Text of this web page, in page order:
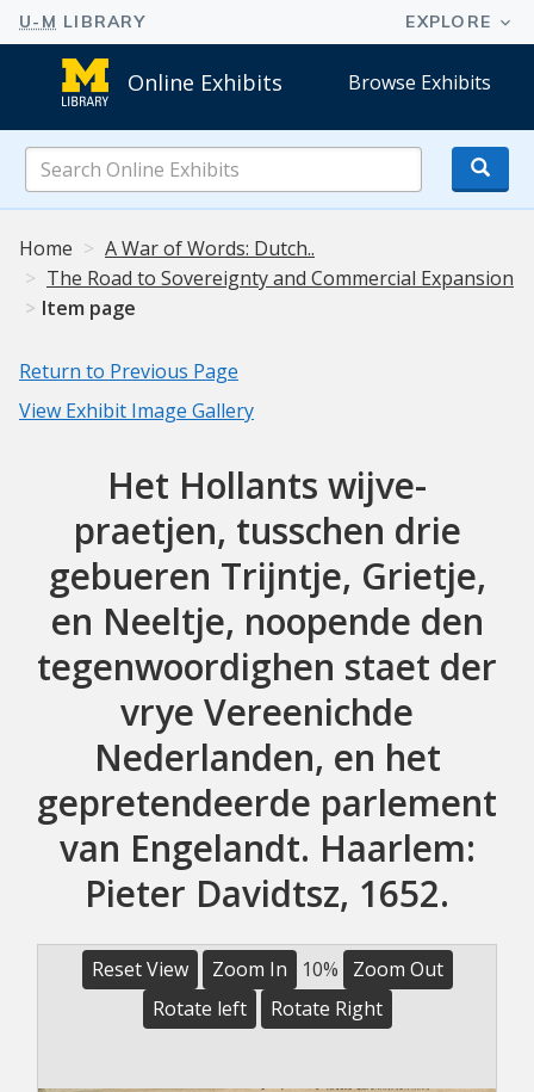
Online Exhibits Browse Exhibits
Online
Exhibits
Home
A War of Words: Dutch..
The Road to Sovereignty and Commercial Expansion
Item page
Return to Previous Page
View Exhibit Image Gallery
Het Hollants wijve-
praetjen, tusschen drie
gebueren Trijntje, Grietje,
en Neeltje, noopende den
tegenwoordighen staet der
vrye Vereenichde
Nederlanden, en het
gepretendeerde parlement
van Engelandt. Haarlem:
Pieter Davidtsz, 1652.
Reset View Zoom In 10%
Zoom Out
Rotate left
Rotate Right